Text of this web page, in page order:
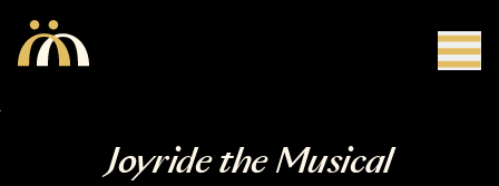
Joyride the Musical